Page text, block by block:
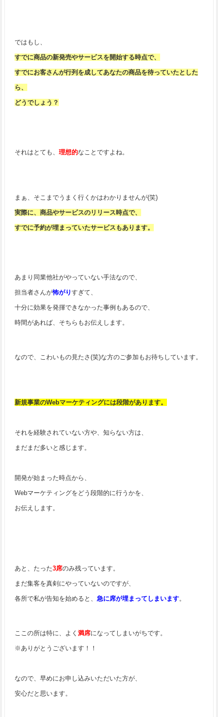
ではもし、
すでに商品の新発売やサービスを開始する時点で、
すでにお客さんが行列を成してあなたの商品を待っていたとした
ら、
どうでしょう？
それはとても、 理想的なことですよね。
まぁ、そこまでうまく行くかはわかりませんが(笑)
実際に、商品やサービスのリリース時点で、
すでに予約が埋まっていたサービスもあります。
あまり同業他社がやっていない手法なので、
担当者さんが怖がりすぎて、
十分に効果を発揮できなかった事例もあるので、
時間があれば、そちらもお伝えします。
なので、こわいもの見たさ(笑)な方のご参加もお待ちしています。
新規事業のWebマーケティングには段階があります。
それを経験されていない方や、知らない方は、
まだまだ多いと感じます。
開発が始まった時点から、
Webマーケティングをどう段階的に行うかを、
お伝えします。
あと、たった3席のみ残っています。
まだ集客を真剣にやっていないのですが、
各所で私が告知を始めると、 急に席が埋まってしまいます。
ここの所は特に、よく 満席になってしまいがちです。
※ありがとうございます！！
なので、早めにお申し込みいただいた方が、
安心だと思います。